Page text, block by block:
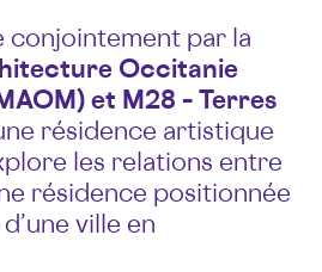
conjointement par la
Occitanie
et M28 – Terres
résidence artistique
les relations entre
résidence positionnée
ville en